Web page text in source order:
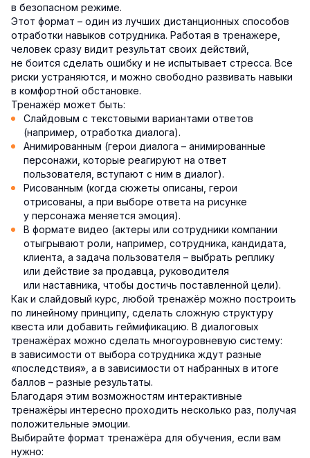
в безопасном режиме.
Этот формат – один из лучших дистанционных способов
отработки навыков сотрудника. Работая в тренажере,
человек сразу видит результат своих действий,
не боится сделать ошибку и не испытывает стресса. Все
риски устраняются, и можно свободно развивать навыки
в комфортной обстановке.
Тренажёр может быть:
Слайдовым с текстовыми вариантами ответов
(например, отработка диалога).
Анимированным (герои диалога – анимированные
персонажи, которые реагируют на ответ
пользователя, вступают с ним в диалог).
Рисованным (когда сюжеты описаны, герои
отрисованы, а при выборе ответа на рисунке
у персонажа меняется эмоция).
В формате видео (актеры или сотрудники компании
отыгрывают роли, например, сотрудника, кандидата,
клиента, а задача пользователя – выбрать реплику
или действие за продавца, руководителя
или наставника, чтобы достичь поставленной цели).
Как и слайдовый курс, любой тренажёр можно построить
по линейному принципу, сделать сложную структуру
квеста или добавить геймификацию. В диалоговых
тренажёрах можно сделать многоуровневую систему:
в зависимости от выбора сотрудника ждут разные
«последствия», а в зависимости от набранных в итоге
баллов – разные результаты.
Благодаря этим возможностям интерактивные
тренажёры интересно проходить несколько раз, получая
положительные эмоции.
Выбирайте формат тренажёра для обучения, если вам
нужно: